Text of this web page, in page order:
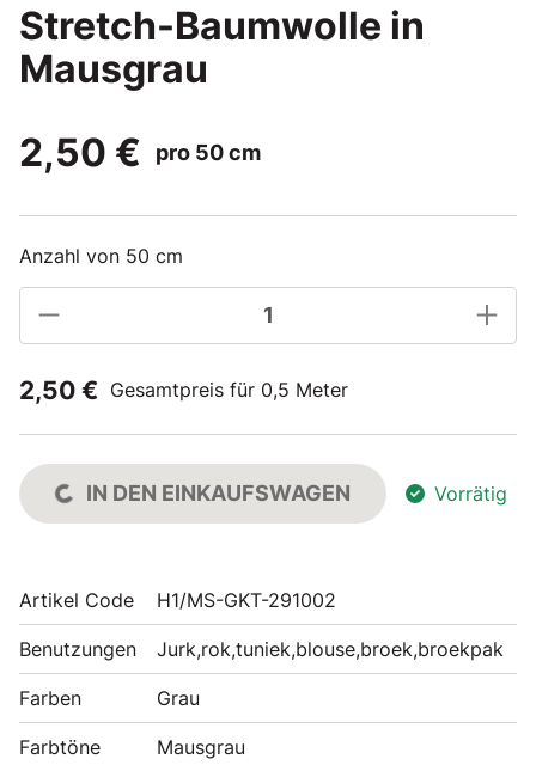
Stretch-Baumwolle in
Mausgrau
2,50 €
pro 50 cm
Anzahl von 50 cm
2,50 € Gesamtpreis für 0,5 Meter
IN DEN EINKAUFSWAGEN Vorrätig
Artikel Code H1/MS-GKT-291002
Benutzungen Jurk,rok,tuniek,blouse,broek,broekpak
Farben Grau
Farbtöne Mausgrau